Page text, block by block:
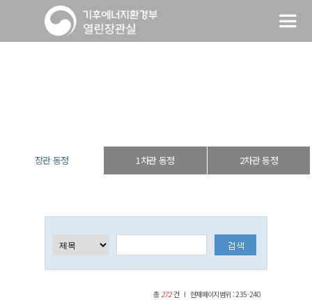
장관 동정 1차관 동정 2차관 동정
총272건 현재페이지범위 : 235-240